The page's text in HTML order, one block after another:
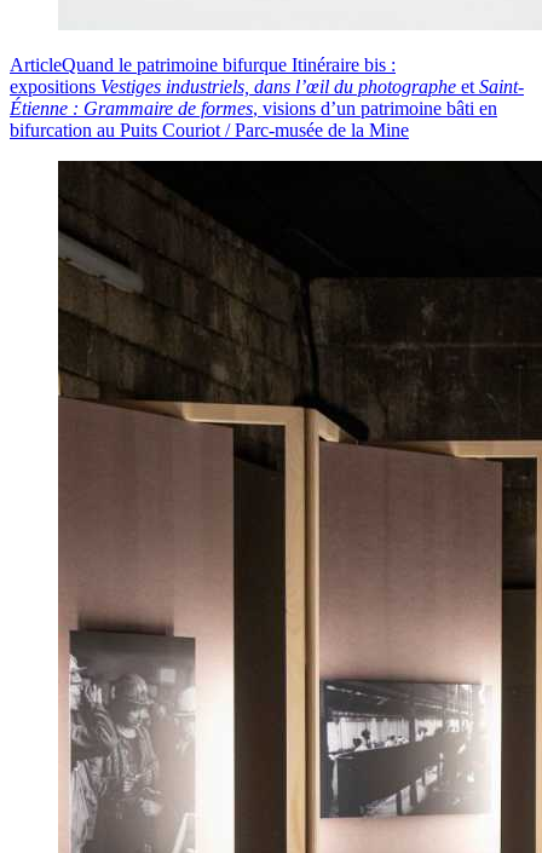
ArticleQuand le patrimoine bifurque Itinéraire bis :
expositions Vestiges industriels, dans l’œil du photographe et Saint-
Étienne : Grammaire de formes, visions d’un patrimoine bâti en
bifurcation au Puits Couriot / Parc-musée de la Mine